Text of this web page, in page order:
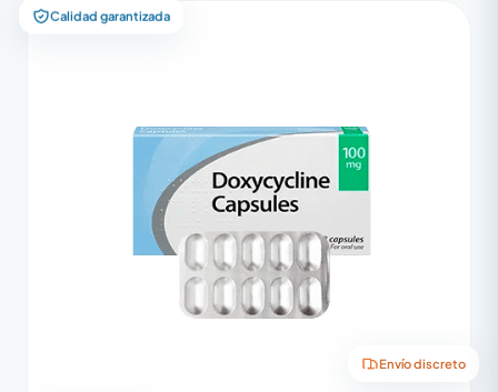
Calidad garantizada
Envío discreto